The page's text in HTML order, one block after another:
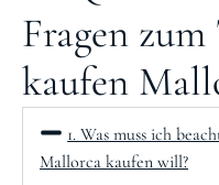
Fragen
kaufen
1. Was muss ich
Mallorca kaufen will?